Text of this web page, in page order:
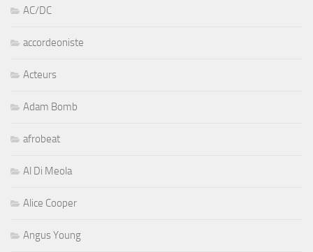
AC/DC
accordeoniste
Acteurs
Adam Bomb
afrobeat
Al Di Meola
Alice Cooper
Angus Young